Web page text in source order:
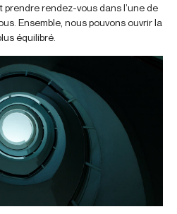
prendre rendez-vous dans l’une de
Ensemble, nous pouvons ouvrir la
équilibré.